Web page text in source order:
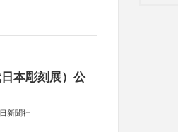
本彫刻展）公
新聞社